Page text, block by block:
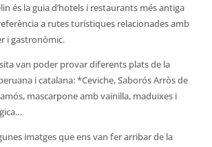
és la guia d’hotels i restaurants més antiga
a rutes turístiques relacionades amb
i gastronòmic.
van poder provar diferents plats de la
i catalana: *Ceviche, Saborós Arròs de
mascarpone amb vainilla, maduixes i
imatges que ens van fer arribar de la